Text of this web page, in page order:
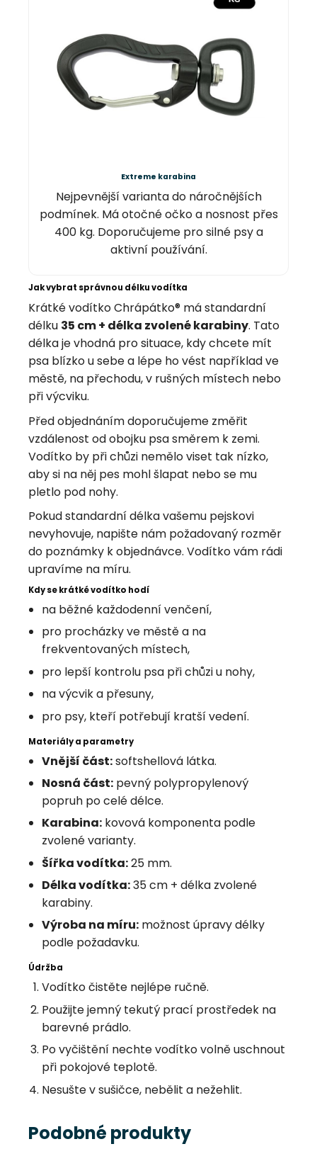
Extreme karabina
Nejpevnější varianta do náročnějších
podmínek. Má otočné očko a nosnost přes
400 kg. Doporučujeme pro silné psy a
aktivní používání.
Jak vybrat správnou délku vodítka
Krátké vodítko Chrápátko® má standardní
délku 35 cm + délka zvolené karabiny. Tato
délka je vhodná pro situace, kdy chcete mít
psa blízko u sebe a lépe ho vést například ve
městě, na přechodu, v rušných místech nebo
při výcviku.
Před objednáním doporučujeme změřit
vzdálenost od obojku psa směrem k zemi.
Vodítko by při chůzi nemělo viset tak nízko,
aby si na něj pes mohl šlapat nebo se mu
pletlo pod nohy.
Pokud standardní délka vašemu pejskovi
nevyhovuje, napište nám požadovaný rozměr
do poznámky k objednávce. Vodítko vám rádi
upravíme na míru.
Kdy se krátké vodítko hodí
na běžné každodenní venčení,
pro procházky ve městě a na
frekventovaných místech,
pro lepší kontrolu psa při chůzi u nohy,
na výcvik a přesuny,
pro psy, kteří potřebují kratší vedení.
Materiály a parametry
Vnější část:softshellová látka.
Nosná část: pevný polypropylenový
popruh po celé délce.
Karabina: kovová komponenta podle
zvolené varianty.
Šířka vodítka:25 mm.
Délka vodítka:35 cm + délka zvolené
karabiny.
Výroba na míru: možnost úpravy délky
podle požadavku.
Údržba
Vodítko čistěte nejlépe ručně.
Použijte jemný tekutý prací prostředek na
barevné prádlo.
Po vyčištění nechte vodítko volně uschnout
při pokojové teplotě.
Nesušte v sušičce, nebělit a nežehlit.
Podobné produkty